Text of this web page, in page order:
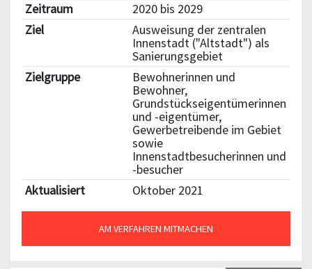
Zeitraum
2020 bis 2029
Ziel
Ausweisung der zentralen
Innenstadt ("Altstadt") als
Sanierungsgebiet
Zielgruppe
Bewohnerinnen und
Bewohner,
Grundstückseigentümerinnen
und -eigentümer,
Gewerbetreibende im Gebiet
sowie
Innenstadtbesucherinnen und
-besucher
Aktualisiert
Oktober 2021
AM VERFAHREN MITMACHEN